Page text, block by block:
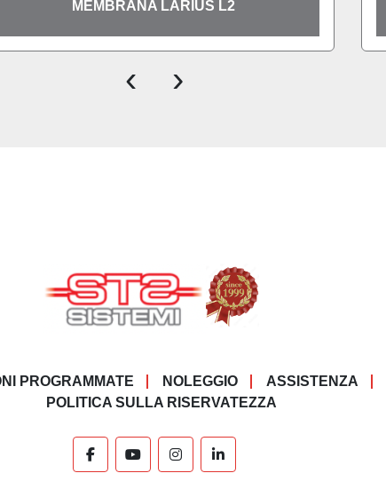
MEMBRANA LARIUS L2
‹ ›
PROGRAMMATE NOLEGGIO ASSISTENZA
POLITICA SULLA RISERVATEZZA
facebookyoutubeinstagramlinkedin